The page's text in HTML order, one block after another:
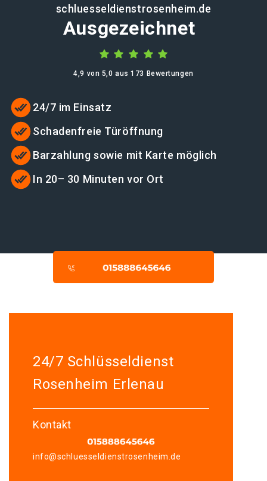
schluesseldienstrosenheim.de
Ausgezeichnet
4,9 von 5,0 aus 173 Bewertungen
24/7 im Einsatz
Schadenfreie Türöffnung
Barzahlung sowie mit Karte möglich
In 20– 30 Minuten vor Ort
24/7 Schlüsseldienst
Rosenheim Erlenau
Kontakt
info@schluesseldienstrosenheim.de